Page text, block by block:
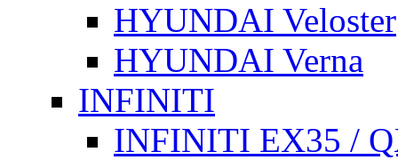
HYUNDAI Veloster
HYUNDAI Verna
INFINITI
INFINITI EX35 /